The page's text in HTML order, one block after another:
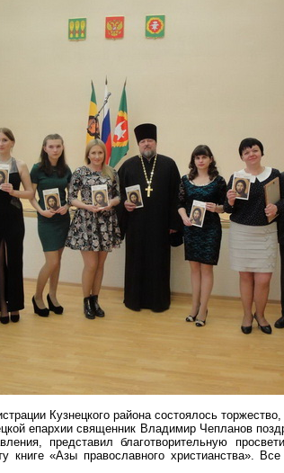
Кузнецкого района состоялось
епархии священник Владимир Чепланов
представил благотворительную
книге «Азы православного христианства».